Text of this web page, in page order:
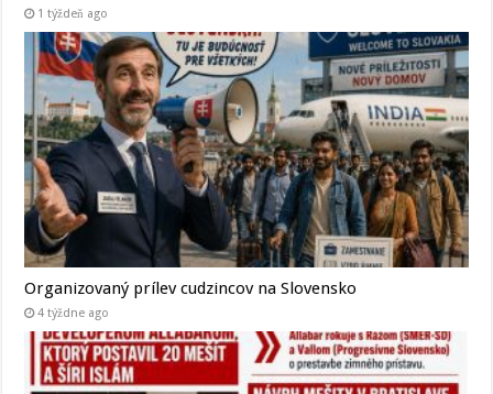
1 týždeň ago
Organizovaný prílev cudzincov na Slovensko
4 týždne ago